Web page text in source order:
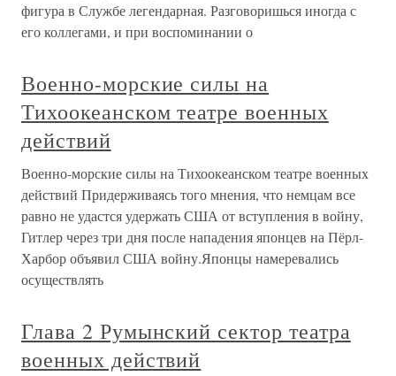
фигура в Службе легендарная. Разговоришься иногда с
его коллегами, и при воспоминании о
Военно-морские силы на
Тихоокеанском театре военных
действий
Военно-морские силы на Тихоокеанском театре военных
действий Придерживаясь того мнения, что немцам все
равно не удастся удержать США от вступления в войну,
Гитлер через три дня после нападения японцев на Пёрл-
Харбор объявил США войну.Японцы намеревались
осуществлять
Глава 2 Румынский сектор театра
военных действий